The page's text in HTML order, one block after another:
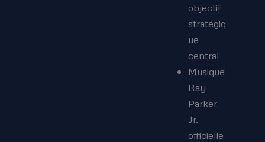
objectif
stratégiq
ue
central
Musique
Ray
Parker
Jr.
officielle